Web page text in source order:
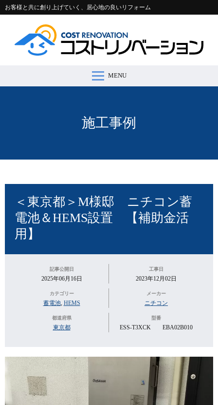
お客様と共に創り上げていく、居心地の良いリフォーム
MENU
施工事例
＜東京都＞M様邸 ニチコン蓄
電池＆HEMS設置 【補助金活
用】
記事公開日
2025年06月16日
工事日
2023年12月02日
カテゴリー
蓄電池, HEMS
メーカー
ニチコン
都道府県
東京都
型番
ESS-T3XCK EBA02B010